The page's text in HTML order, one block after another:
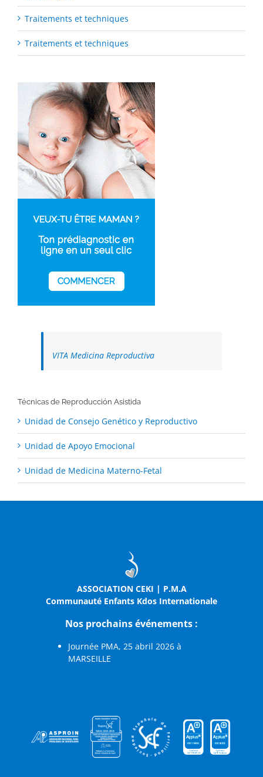
Traitements et techniques
Traitements et techniques
VITA Medicina Reproductiva
Técnicas de Reproducción Asistida
Unidad de Consejo Genético y Reproductivo
Unidad de Apoyo Emocional
Unidad de Medicina Materno-Fetal
ASSOCIATION CEKI | P.M.A
Communauté Enfants Kdos Internationale
Nos prochains événements :
Journée PMA, 25 abril 2026 à
MARSEILLE